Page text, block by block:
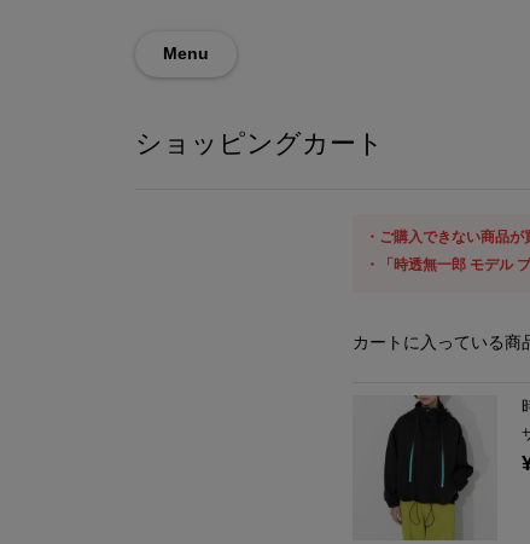
Menu
ショッピングカート
ご購入できない商品が
「時透無一郎 モデル
カートに入っている商